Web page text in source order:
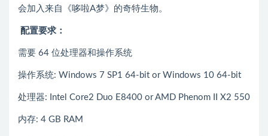
会加入来自《哆啦A梦》的奇特生物。
配置要求：
需要 64 位处理器和操作系统
操作系统: Windows 7 SP1 64-bit or Windows 10 64-bit
处理器: Intel Core2 Duo E8400 or AMD Phenom II X2 550
内存: 4 GB RAM